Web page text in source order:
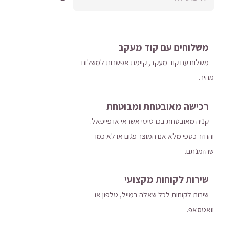
משלוחים עם קוד מעקב
משלוח​ עם קוד מעקב​​, קיימת אפשרות למשלוח
מהיר​.
רכישה​ ​מאובטחת ומבוטחת
קניה מאובטחת בכרטיסי אשראי או פייפאל.
והחזר כספי מלא אם המוצר פגום או לא כמו
שהזמנתם.
שירות לקוחות מקצועי
שירות לקוחות לכל שאלה במייל, טלפון או
וואטסאפ.